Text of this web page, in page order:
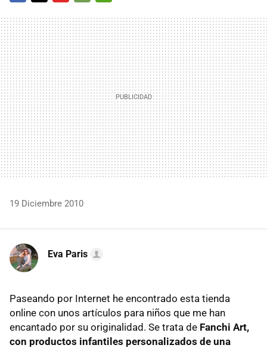
MAIL
19 Diciembre 2010
Eva Paris
Paseando por Internet he encontrado esta tienda
online con unos artículos para niños que me han
encantado por su originalidad. Se trata de Fanchi Art,
con productos infantiles personalizados de una